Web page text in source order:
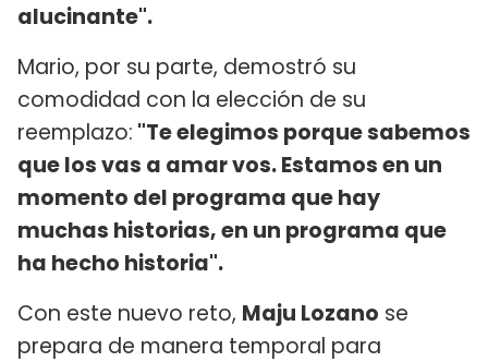
alucinante".
Mario, por su parte, demostró su
comodidad con la elección de su
reemplazo: "Te elegimos porque sabemos
que los vas a amar vos. Estamos en un
momento del programa que hay
muchas historias, en un programa que
ha hecho historia".
Con este nuevo reto, Maju Lozano se
prepara de manera temporal para